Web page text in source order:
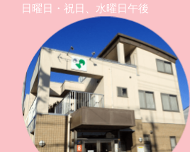
日曜日・祝日、水曜日午後